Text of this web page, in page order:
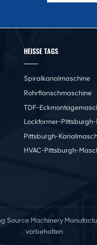
HEISSE TAGS
Spiralkanalmaschine
Rohrflanschmaschine
TDF-
Lockformer-
Pittsburgh-
HVAC-Pittsburgh-
Source Machinery
vorbehalten